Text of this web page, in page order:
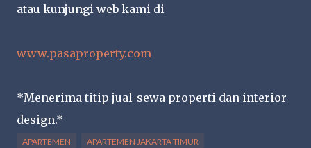
atau kunjungi web kami di
www.pasaproperty.com
*Menerima titip jual-sewa properti dan interior
design.*
APARTEMEN APARTEMEN JAKARTA TIMUR